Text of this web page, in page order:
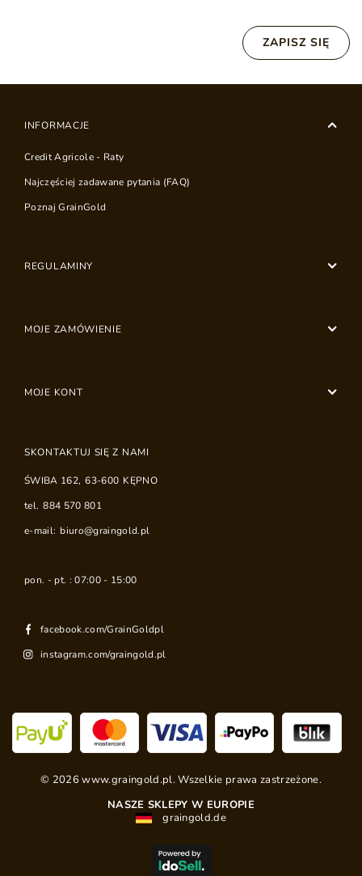
ZAPISZ SIĘ
INFORMACJE
Credit Agricole - Raty
Najczęściej zadawane pytania (FAQ)
Poznaj GrainGold
REGULAMINY
MOJE ZAMÓWIENIE
MOJE KONT
SKONTAKTUJ SIĘ Z NAMI
ŚWIBA 162, 63-600 KĘPNO
tel. 884 570 801
e-mail: biuro@graingold.pl
pon. - pt. : 07:00 - 15:00
facebook.com/GrainGoldpl
instagram.com/graingold.pl
© 2026 www.graingold.pl. Wszelkie prawa zastrzeżone.
NASZE SKLEPY W EUROPIE
graingold.de